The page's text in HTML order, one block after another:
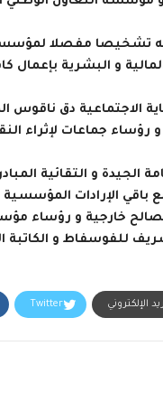
تشخيصا مفصلا
و البشرية بإعمال
الاجتماعية دق ناقوس
جماعات لإثراء
و التقائية
باقي الإرادات
خارجية و رؤساء
للفوسفاط و
Twitter الإلكتروني